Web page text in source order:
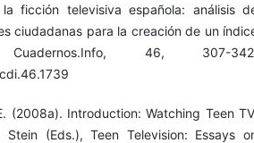
ficción televisiva española: análisis
ciudadanas para la creación de un
46, 307-
(2008a). Introduction: Watching Teen
(Eds.), Teen Television: Essays